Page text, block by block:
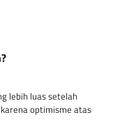
lebih luas setelah
optimisme atas